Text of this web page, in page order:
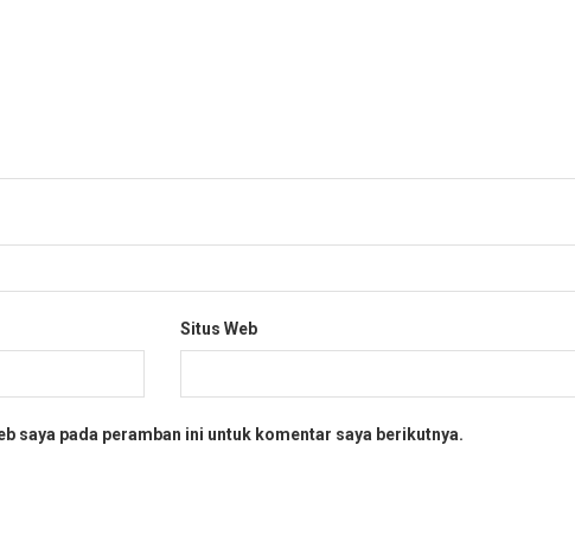
Situs Web
saya pada peramban ini untuk komentar saya berikutnya.